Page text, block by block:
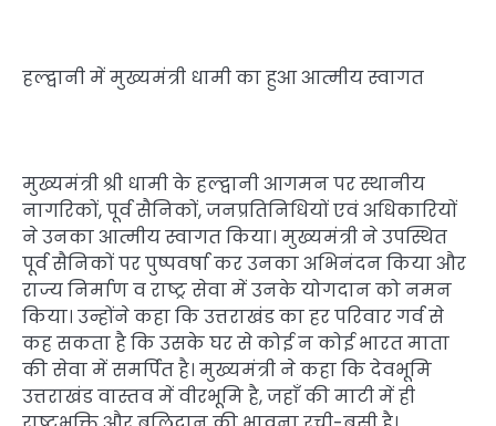
हल्द्वानी में मुख्यमंत्री धामी का हुआ आत्मीय स्वागत
मुख्यमंत्री श्री धामी के हल्द्वानी आगमन पर स्थानीय
नागरिकों, पूर्व सैनिकों, जनप्रतिनिधियों एवं अधिकारियों
ने उनका आत्मीय स्वागत किया। मुख्यमंत्री ने उपस्थित
पूर्व सैनिकों पर पुष्पवर्षा कर उनका अभिनंदन किया और
राज्य निर्माण व राष्ट्र सेवा में उनके योगदान को नमन
किया। उन्होंने कहा कि उत्तराखंड का हर परिवार गर्व से
कह सकता है कि उसके घर से कोई न कोई भारत माता
की सेवा में समर्पित है। मुख्यमंत्री ने कहा कि देवभूमि
उत्तराखंड वास्तव में वीरभूमि है, जहाँ की माटी में ही